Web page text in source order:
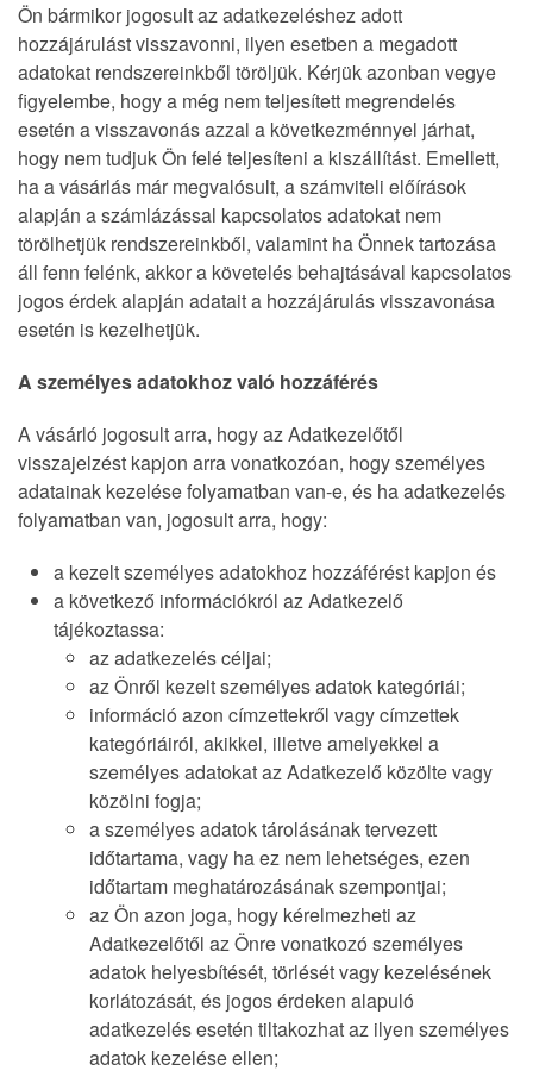
Ön bármikor jogosult az adatkezeléshez adott
hozzájárulást visszavonni, ilyen esetben a megadott
adatokat rendszereinkből töröljük. Kérjük azonban vegye
figyelembe, hogy a még nem teljesített megrendelés
esetén a visszavonás azzal a következménnyel járhat,
hogy nem tudjuk Ön felé teljesíteni a kiszállítást. Emellett,
ha a vásárlás már megvalósult, a számviteli előírások
alapján a számlázással kapcsolatos adatokat nem
törölhetjük rendszereinkből, valamint ha Önnek tartozása
áll fenn felénk, akkor a követelés behajtásával kapcsolatos
jogos érdek alapján adatait a hozzájárulás visszavonása
esetén is kezelhetjük.
A személyes adatokhoz való hozzáférés
A vásárló jogosult arra, hogy az Adatkezelőtől
visszajelzést kapjon arra vonatkozóan, hogy személyes
adatainak kezelése folyamatban van-e, és ha adatkezelés
folyamatban van, jogosult arra, hogy:
a kezelt személyes adatokhoz hozzáférést kapjon és
a következő információkról az Adatkezelő
tájékoztassa:
az adatkezelés céljai;
az Önről kezelt személyes adatok kategóriái;
információ azon címzettekről vagy címzettek
kategóriáiról, akikkel, illetve amelyekkel a
személyes adatokat az Adatkezelő közölte vagy
közölni fogja;
a személyes adatok tárolásának tervezett
időtartama, vagy ha ez nem lehetséges, ezen
időtartam meghatározásának szempontjai;
az Ön azon joga, hogy kérelmezheti az
Adatkezelőtől az Önre vonatkozó személyes
adatok helyesbítését, törlését vagy kezelésének
korlátozását, és jogos érdeken alapuló
adatkezelés esetén tiltakozhat az ilyen személyes
adatok kezelése ellen;